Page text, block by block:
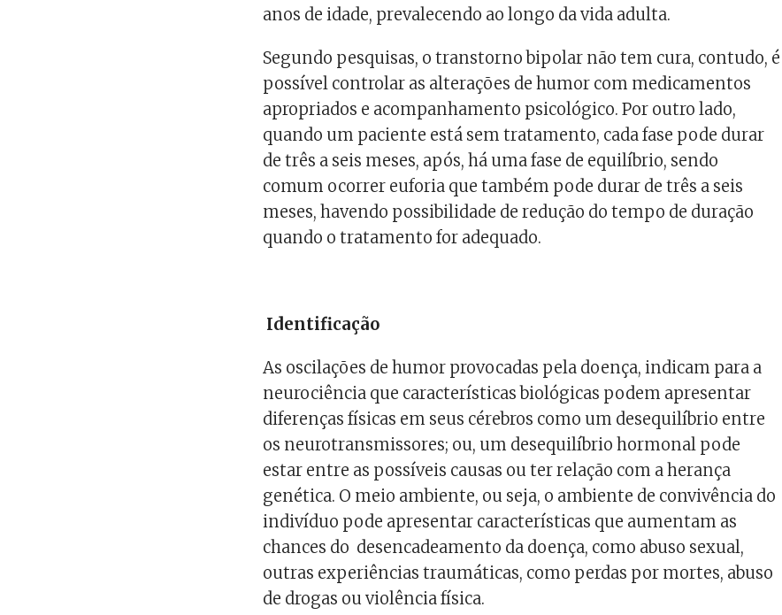
anos de idade, prevalecendo ao longo da vida adulta.
Segundo pesquisas, o transtorno bipolar não tem cura, contudo, é
possível controlar as alterações de humor com medicamentos
apropriados e acompanhamento psicológico. Por outro lado,
quando um paciente está sem tratamento, cada fase pode durar
de três a seis meses, após, há uma fase de equilíbrio, sendo
comum ocorrer euforia que também pode durar de três a seis
meses, havendo possibilidade de redução do tempo de duração
quando o tratamento for adequado.
Identificação
As oscilações de humor provocadas pela doença, indicam para a
neurociência que características biológicas podem apresentar
diferenças físicas em seus cérebros como um desequilíbrio entre
os neurotransmissores; ou, um desequilíbrio hormonal pode
estar entre as possíveis causas ou ter relação com a herança
genética. O meio ambiente, ou seja, o ambiente de convivência do
indivíduo pode apresentar características que aumentam as
chances do desencadeamento da doença, como abuso sexual,
outras experiências traumáticas, como perdas por mortes, abuso
de drogas ou violência física.